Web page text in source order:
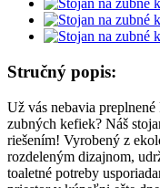
Stručný popis:
Už vás nebavia
zubných kefiek? Náš
riešením! Vyrobený z
rozdeleným dizajnom,
toaletné potreby